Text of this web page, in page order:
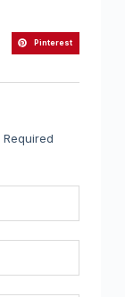
Pinterest
Required